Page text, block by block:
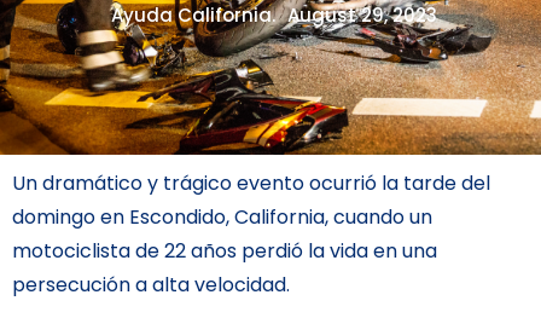
Ayuda California. August 29, 2023
Un dramático y trágico evento ocurrió la tarde del
domingo en Escondido, California, cuando un
motociclista de 22 años perdió la vida en una
persecución a alta velocidad.